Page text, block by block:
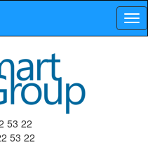
53 22
53 22